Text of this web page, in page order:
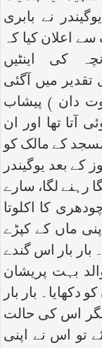
نے بابری
اعلان کیا کہ
کی اینٹیں
میں آگئی
دان ) پیشاب
آتا تھا اور ان
کے مالک کو
کے بعد یوگیندر
رہنے لگا، سارے
کا اکلوتا
ماں کے کپڑے
بار بار اس گندے
بہت پریشان
دکھایا۔ بار بار
مگر اس کی حالت
تو اس نے اپنی